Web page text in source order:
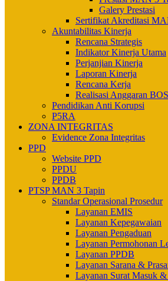
Galery Prestasi
Sertifikat Akreditasi
Akuntabilitas Kinerja
Rencana Strategis
Indikator Kinerja Utama
Perjanjian Kinerja
Laporan Kinerja
Rencana Kerja
Realisasi Anggaran BOS
Pendidikan Anti Korupsi
P5RA
ZONA INTEGRITAS
Evidence Zona Integritas
PPD
Website PPD
PPDU
PPDB
PTSP MAN 3 Tapin
Standar Operasional Prosedur
Layanan EMIS
Layanan Kepegawaian
Layanan Pengaduan
Layanan Permohonan
Layanan PPDB
Layanan Sarana &
Layanan Surat Masuk